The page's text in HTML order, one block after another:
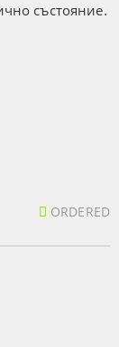
състояние.
ORDERED